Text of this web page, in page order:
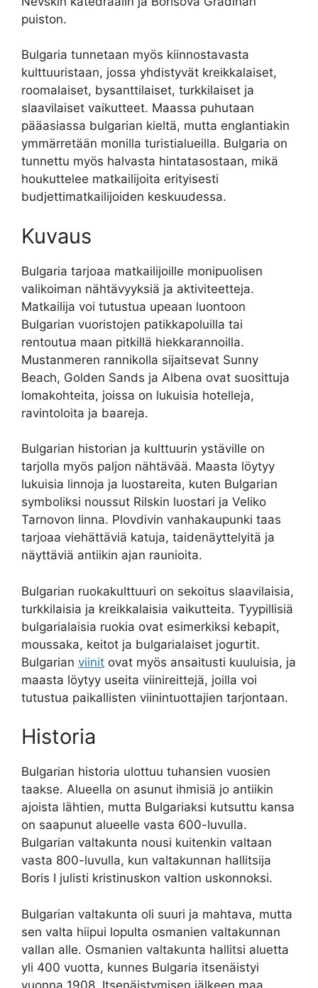
puiston.
Bulgaria tunnetaan myös kiinnostavasta
kulttuuristaan, jossa yhdistyvät kreikkalaiset,
roomalaiset, bysanttilaiset, turkkilaiset ja
slaavilaiset vaikutteet. Maassa puhutaan
pääasiassa bulgarian kieltä, mutta englantiakin
ymmärretään monilla turistialueilla. Bulgaria on
tunnettu myös halvasta hintatasostaan, mikä
houkuttelee matkailijoita erityisesti
budjettimatkailijoiden keskuudessa.
Kuvaus
Bulgaria tarjoaa matkailijoille monipuolisen
valikoiman nähtävyyksiä ja aktiviteetteja.
Matkailija voi tutustua upeaan luontoon
Bulgarian vuoristojen patikkapoluilla tai
rentoutua maan pitkillä hiekkarannoilla.
Mustanmeren rannikolla sijaitsevat Sunny
Beach, Golden Sands ja Albena ovat suosittuja
lomakohteita, joissa on lukuisia hotelleja,
ravintoloita ja baareja.
Bulgarian historian ja kulttuurin ystäville on
tarjolla myös paljon nähtävää. Maasta löytyy
lukuisia linnoja ja luostareita, kuten Bulgarian
symboliksi noussut Rilskin luostari ja Veliko
Tarnovon linna. Plovdivin vanhakaupunki taas
tarjoaa viehättäviä katuja, taidenäyttelyitä ja
näyttäviä antiikin ajan raunioita.
Bulgarian ruokakulttuuri on sekoitus slaavilaisia,
turkkilaisia ja kreikkalaisia vaikutteita. Tyypillisiä
bulgarialaisia ruokia ovat esimerkiksi kebapit,
moussaka, keitot ja bulgarialaiset jogurtit.
Bulgarian viinit ovat myös ansaitusti kuuluisia, ja
maasta löytyy useita viinireittejä, joilla voi
tutustua paikallisten viinintuottajien tarjontaan.
Historia
Bulgarian historia ulottuu tuhansien vuosien
taakse. Alueella on asunut ihmisiä jo antiikin
ajoista lähtien, mutta Bulgariaksi kutsuttu kansa
on saapunut alueelle vasta 600-luvulla.
Bulgarian valtakunta nousi kuitenkin valtaan
vasta 800-luvulla, kun valtakunnan hallitsija
Boris I julisti kristinuskon valtion uskonnoksi.
Bulgarian valtakunta oli suuri ja mahtava, mutta
sen valta hiipui lopulta osmanien valtakunnan
vallan alle. Osmanien valtakunta hallitsi aluetta
yli 400 vuotta, kunnes Bulgaria itsenäistyi
vuonna 1908. Itsenäistymisen jälkeen maa